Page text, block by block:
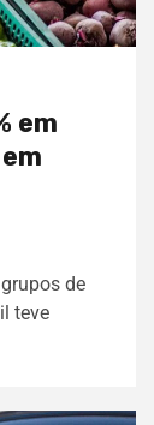
em
de
teve